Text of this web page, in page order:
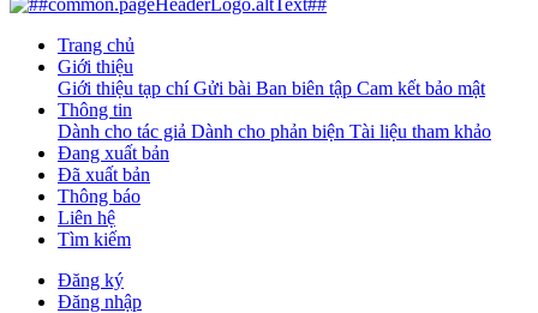
Trang chủ
Giới thiệu
Giới thiệu tạp chíGửi bài Ban biên tập Cam kết bảo mật
Thông tin
Dành cho tác giả Dành cho phản biện Tài liệu tham khảo
Đang xuất bản
Đã xuất bản
Thông báo
Liên hệ
Tìm kiếm
Đăng ký
Đăng nhập